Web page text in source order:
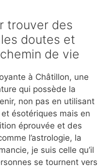
trouver des
doutes et
de vie
à Châtillon, une
qui possède la
non pas en utilisant
ésotériques mais en
éprouvée et des
l’astrologie, la
je suis celle qu’il
se tournent vers